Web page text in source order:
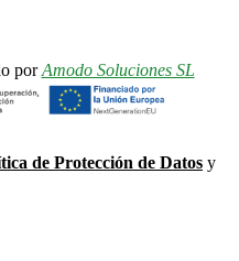
porAmodo Soluciones SL
de Protección de Datos y